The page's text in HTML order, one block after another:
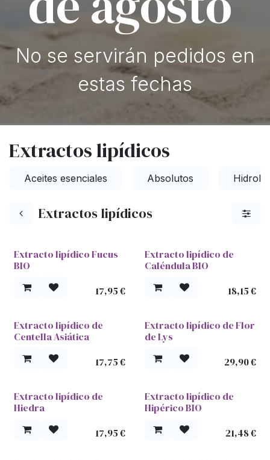
No se servirán pedidos en
estas fechas
Extractos lipídicos
Aceites esenciales Absolutos
Extractos lipídicos
Extracto lipídico Fucus
BIO
17,95€
Extracto lipídico de
Caléndula BIO
18,15€
Extracto lipídico de
Centella Asiática
17,75€
Extracto lipídico de Flor
de Lys
29,90€
Extracto lipídico de
Hiedra
17,95€
Extracto lipídico de
Hipérico BIO
21,48€